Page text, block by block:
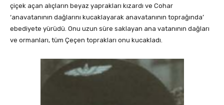
çiçek açan alıçların beyaz yaprakları kızardı ve Cohar
‘anavatanının dağlarını kucaklayarak anavatanının toprağında’
ebediyete yürüdü. Onu uzun süre saklayan ana vatanının dağları
ve ormanları, tüm Çeçen toprakları onu kucakladı.